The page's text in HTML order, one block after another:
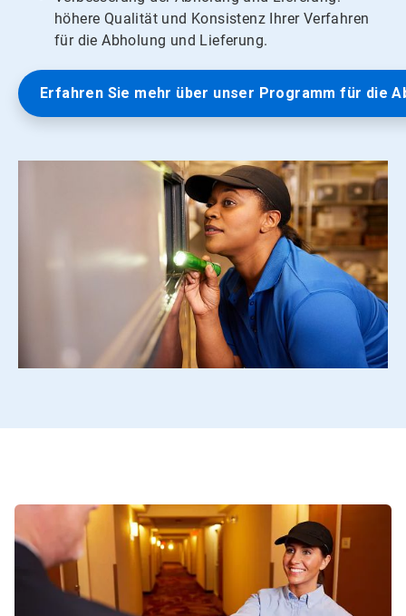
höhere Qualität und Konsistenz Ihrer Verfahren
für die Abholung und Lieferung.
Erfahren Sie mehr über unser Programm für die